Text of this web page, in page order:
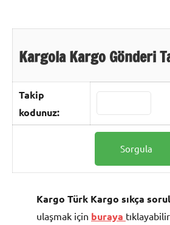
Kargola Kargo Gönderi
Takip
kodunuz:
Kargo Türk Kargo sıkça
ulaşmak için buraya